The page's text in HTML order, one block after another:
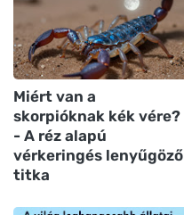
Miért van a
skorpióknak kék vére?
- A réz alapú
vérkeringés lenyűgöző
titka